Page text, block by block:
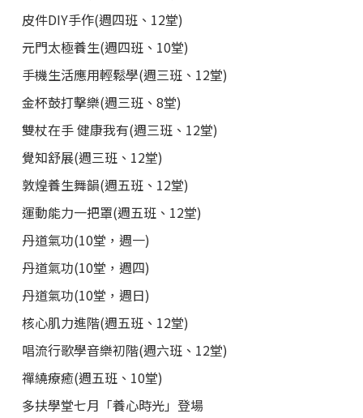
皮件DIY手作(週四班、12堂)
元門太極養生(週四班、10堂)
手機生活應用輕鬆學(週三班、12堂)
金杯鼓打擊樂(週三班、8堂)
雙杖在手 健康我有(週三班、12堂)
覺知舒展(週三班、12堂)
敦煌養生舞韻(週五班、12堂)
運動能力一把罩(週五班、12堂)
丹道氣功(10堂，週一)
丹道氣功(10堂，週四)
丹道氣功(10堂，週日)
核心肌力進階(週五班、12堂)
唱流行歌學音樂初階(週六班、12堂)
禪繞療癒(週五班、10堂)
多扶學堂七月「養心時光」登場